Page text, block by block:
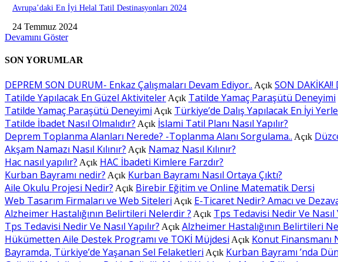
Avrupa’daki En İyi Helal Tatil Destinasyonları 2024
24 Temmuz 2024
Devamını Göster
SON YORUMLAR
DEPREM SON DURUM- Enkaz Çalışmaları Devam Ediyor.. Açık SON
Tatilde Yapılacak En Güzel Aktiviteler Açık Tatilde Yamaç Paraşütü Deneyimi
Tatilde Yamaç Paraşütü Deneyimi Açık Türkiye’de Dalış Yapılacak En İyi
Tatilde İbadet Nasıl Olmalıdır? Açık İslami Tatil Planı Nasıl Yapılır?
Deprem Toplanma Alanları Nerede? -Toplanma Alanı Sorgulama.. Açık
Akşam Namazı Nasıl Kılınır? Açık Namaz Nasıl Kılınır?
Hac nasıl yapılır? Açık HAC İbadeti Kimlere Farzdır?
Kurban Bayramı nedir? Açık Kurban Bayramı Nasıl Ortaya Çıktı?
Aile Okulu Projesi Nedir? Açık Birebir Eğitim ve Online Matematik Dersi
Web Tasarım Firmaları ve Web Siteleri Açık E-Ticaret Nedir? Amacı ve
Alzheimer Hastalığının Belirtileri Nelerdir ? Açık Tps Tedavisi Nedir Ve Nasıl
Tps Tedavisi Nedir Ve Nasıl Yapılır? Açık Alzheimer Hastalığının Belirtileri
Hükümetten Aile Destek Programı ve TOKİ Müjdesi Açık Konut Finansmanı
Bayramda, Türkiye’de Yaşanan Sel Felaketleri Açık Kurban Bayramı ’nda